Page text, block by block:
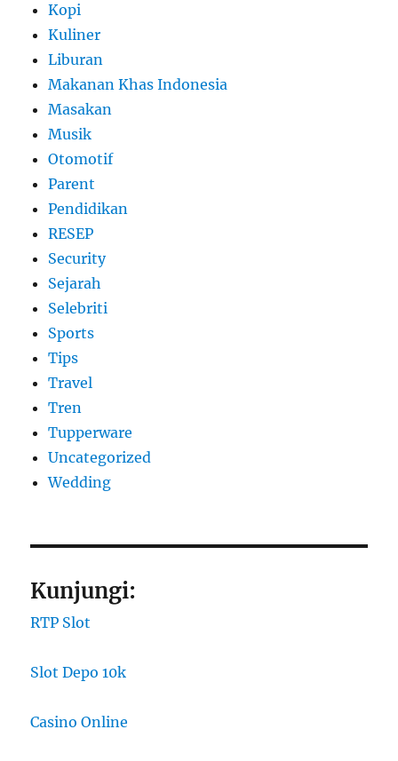
Kopi
Kuliner
Liburan
Makanan Khas Indonesia
Masakan
Musik
Otomotif
Parent
Pendidikan
RESEP
Security
Sejarah
Selebriti
Sports
Tips
Travel
Tren
Tupperware
Uncategorized
Wedding
Kunjungi:
RTP Slot
Slot Depo 10k
Casino Online